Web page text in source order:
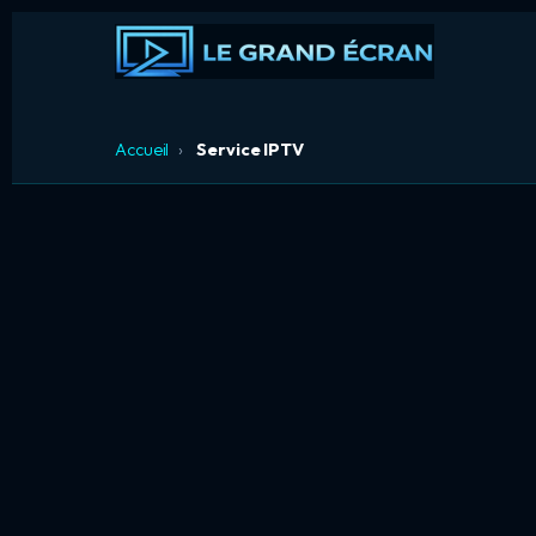
Accueil › Service IPTV